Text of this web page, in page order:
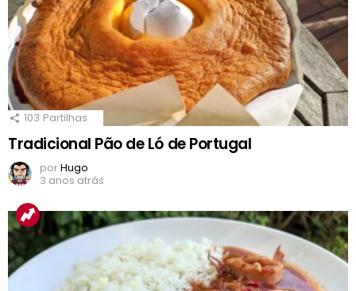
103 Partilhas
Tradicional Pão de Ló de Portugal
porHugo
3 anos atrás